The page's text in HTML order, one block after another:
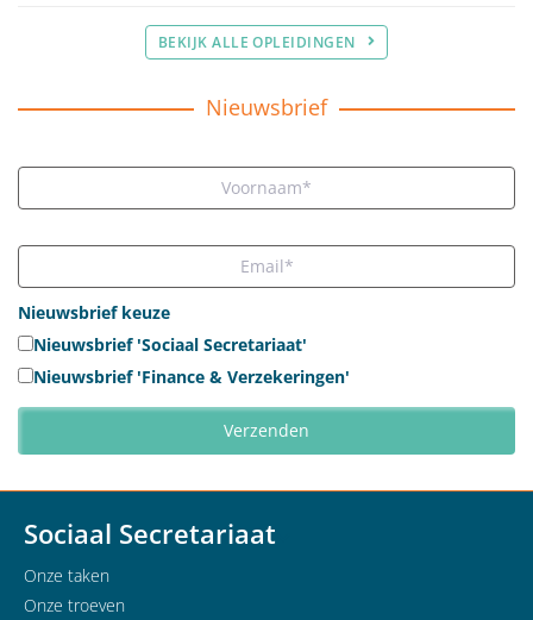
BEKIJK ALLE OPLEIDINGEN
Nieuwsbrief
Nieuwsbrief keuze
Nieuwsbrief 'Sociaal Secretariaat'
Nieuwsbrief 'Finance & Verzekeringen'
Sociaal Secretariaat
Onze taken
Onze troeven